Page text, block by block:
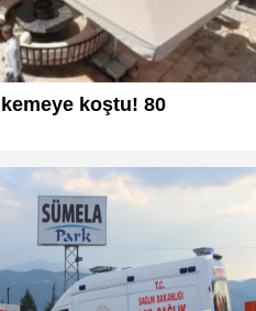
koştu! 80